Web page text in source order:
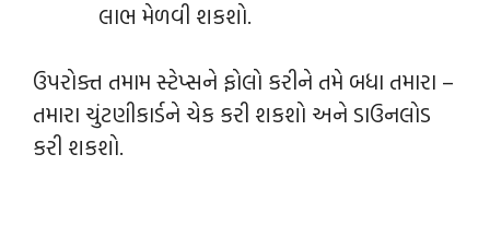
લાભ મેળવી શકશો.
ઉપરોક્ત તમામ સ્ટેપ્સને ફોલો કરીને તમે બધા તમારા –
તમારા ચુંટણીકાર્ડને ચેક કરી શકશો અને ડાઉનલોડ
કરી શકશો.